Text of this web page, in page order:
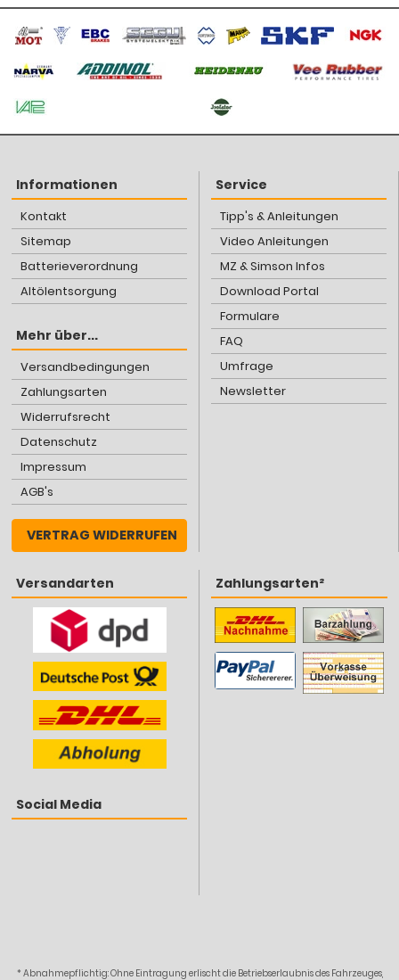
Informationen
Kontakt
Sitemap
Batterieverordnung
Altölentsorgung
Mehr über...
Versandbedingungen
Zahlungsarten
Widerrufsrecht
Datenschutz
Impressum
AGB's
VERTRAG WIDERRUFEN
Service
Tipp's & Anleitungen
Video Anleitungen
MZ & Simson Infos
Download Portal
Formulare
FAQ
Umfrage
Newsletter
Versandarten
Social Media
Zahlungsarten²
* Abnahmepflichtig: Ohne Eintragung erlischt die Betriebserlaubnis des Fahrzeuges,